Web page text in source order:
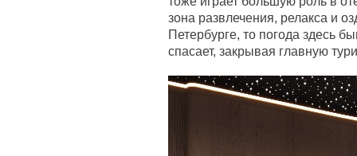
зона развлечения, релакса и
Петербурге, то погода здесь
спасает, закрывая главную